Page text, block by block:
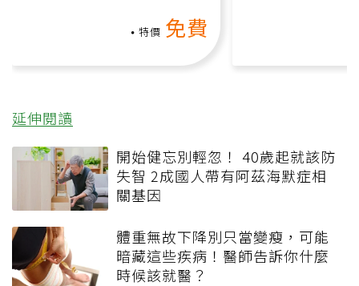
特價 免費
延伸閱讀
開始健忘別輕忽！ 40歲起就該防
失智 2成國人帶有阿茲海默症相
關基因
體重無故下降別只當變瘦，可能
暗藏這些疾病！醫師告訴你什麼
時候該就醫？